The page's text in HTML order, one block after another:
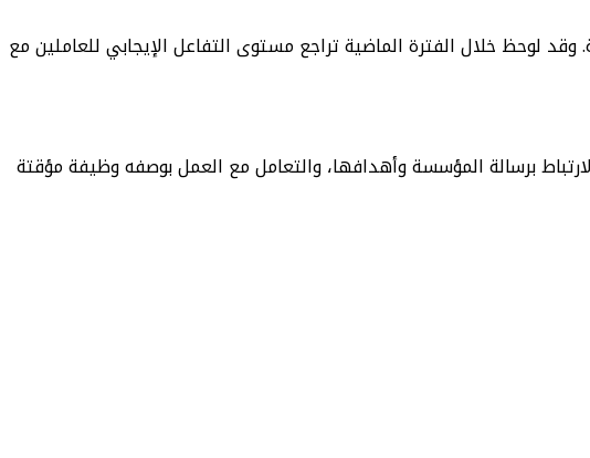
لوحظ خلال الفترة الماضية تراجع مستوى التفاعل الإيجابي للعاملين مع
برسالة المؤسسة وأهدافها، والتعامل مع العمل بوصفه وظيفة مؤقتة